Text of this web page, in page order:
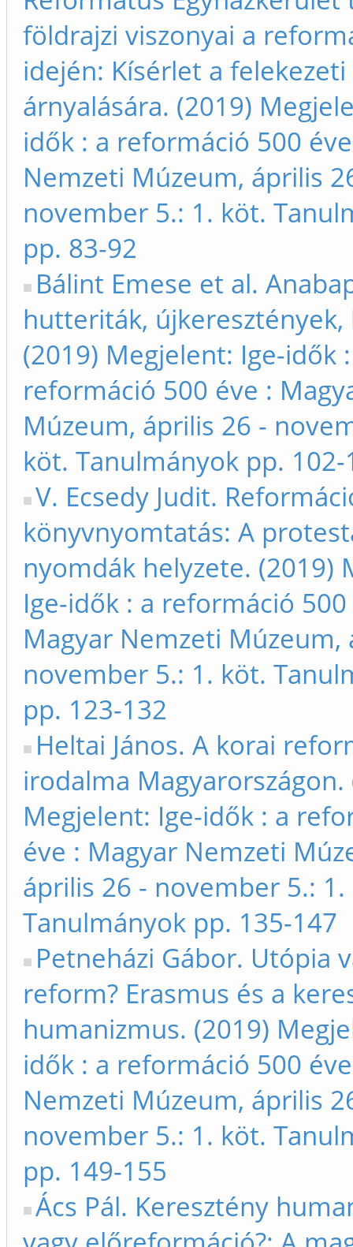
földrajzi viszonyai a
idején: Kísérlet a
árnyalására. (2019)
idők : a reformáció 500
Nemzeti Múzeum, április
november 5.: 1. köt.
pp. 83-92
Bálint Emese et al.
hutteriták, újkeresztények,
(2019) Megjelent: Ige-idők
reformáció 500 éve :
Múzeum, április 26 -
köt. Tanulmányok pp. 102-
V. Ecsedy Judit.
könyvnyomtatás: A
nyomdák helyzete. (2019)
Ige-idők : a reformáció
Magyar Nemzeti Múzeum,
november 5.: 1. köt.
pp. 123-132
Heltai János. A korai
irodalma Magyarországon.
Megjelent: Ige-idők : a
éve : Magyar Nemzeti
április 26 - november 5.:
Tanulmányok pp. 135-147
Petneházi Gábor. Utópia
reform? Erasmus és a
humanizmus. (2019)
idők : a reformáció 500
Nemzeti Múzeum, április
november 5.: 1. köt.
pp. 149-155
Ács Pál. Keresztény